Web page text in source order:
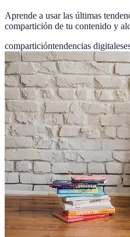
Aprende a usar las últimas
compartición de tu contenido y
comparticióntendencias digitales